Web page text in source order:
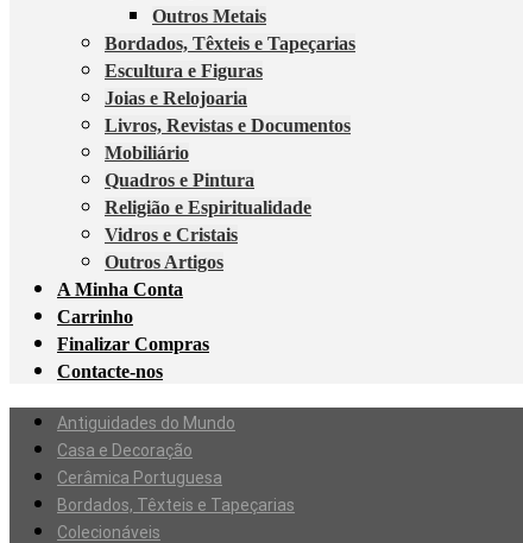
Outros Metais
Bordados, Têxteis e Tapeçarias
Escultura e Figuras
Joias e Relojoaria
Livros, Revistas e Documentos
Mobiliário
Quadros e Pintura
Religião e Espiritualidade
Vidros e Cristais
Outros Artigos
A Minha Conta
Carrinho
Finalizar Compras
Contacte-nos
Antiguidades do Mundo
Casa e Decoração
Cerâmica Portuguesa
Bordados, Têxteis e Tapeçarias
Colecionáveis